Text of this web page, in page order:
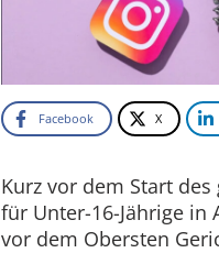
Facebook X
Kurz vor dem Start
für Unter-16-Jährige in
vor dem Obersten